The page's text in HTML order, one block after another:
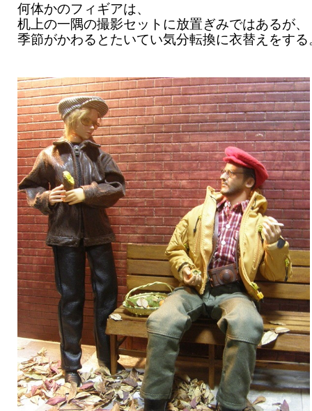
何体かのフィギアは、
机上の一隅の撮影セットに放置ぎみではあるが、
季節がかわるとたいてい気分転換に衣替えをする